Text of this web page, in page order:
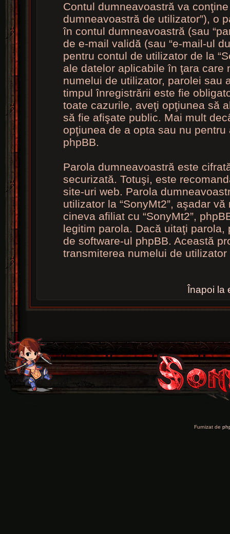
Contul dumneavoastră va
dumneavoastră de utilizator”), o
în contul dumneavoastră (sau
de e-mail validă (sau “e-mail-ul
pentru contul de utilizator de la
ale datelor aplicabile în ţara care
numelui de utilizator, parolei sau
timpul înregistrării este fie
toate cazurile, aveţi opţiunea să
să fie afişate public. Mai mult
opţiunea de a opta sau nu
phpBB.
Parola dumneavoastră este
securizată. Totuşi, este
site-uri web. Parola
utilizator la “SonyMt2”, aşadar
cineva afiliat cu “SonyMt2”,
legitim parola. Dacă uitaţi parola,
de software-ul phpBB. Această
transmiterea numelui de
Înapoi la
Furnizat de